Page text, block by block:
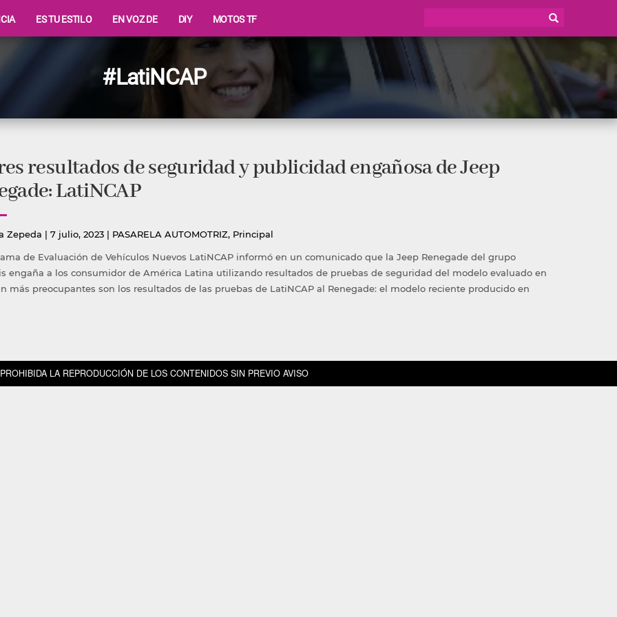
ES TU ESTILO EN VOZ DE DIY MOTOS TF
#LatiNCAP
resultados de seguridad y publicidad engañosa de Jeep
LatiNCAP
Zepeda | 7 julio, 2023| Publicada
PASARELA AUTOMOTRIZ, Principal
de Evaluación de Vehículos Nuevos LatiNCAP informó en un comunicado que la Jeep Renegade del grupo
engaña a los consumidor de América Latina utilizando resultados de pruebas de seguridad del modelo evaluado en
más preocupantes son los resultados de las pruebas de LatiNCAP al Renegade: el modelo reciente producido en
PROHIBIDA LA REPRODUCCIÓN DE LOS CONTENIDOS SIN PREVIO AVISO